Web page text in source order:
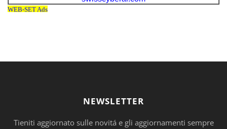
NEWSLETTER
Tieniti aggiornato sulle novitá e gli aggiornamenti sempre